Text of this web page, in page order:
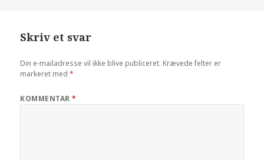
Skriv et svar
Din e-mailadresse vil ikke blive publiceret. Krævede felter er
markeret med*
KOMMENTAR*